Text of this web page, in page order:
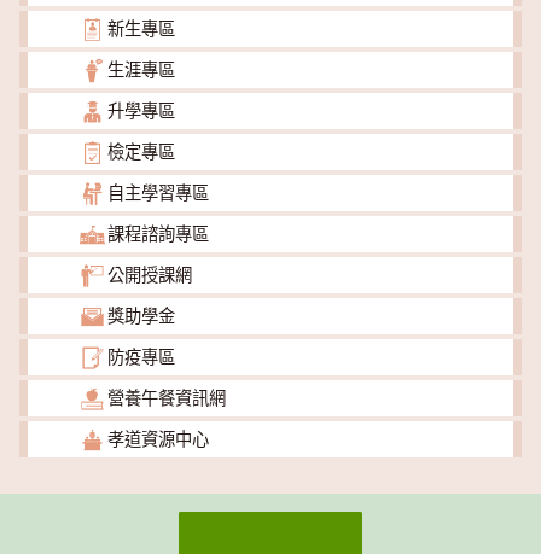
新生專區
生涯專區
升學專區
檢定專區
自主學習專區
課程諮詢專區
公開授課網
獎助學金
防疫專區
營養午餐資訊網
孝道資源中心